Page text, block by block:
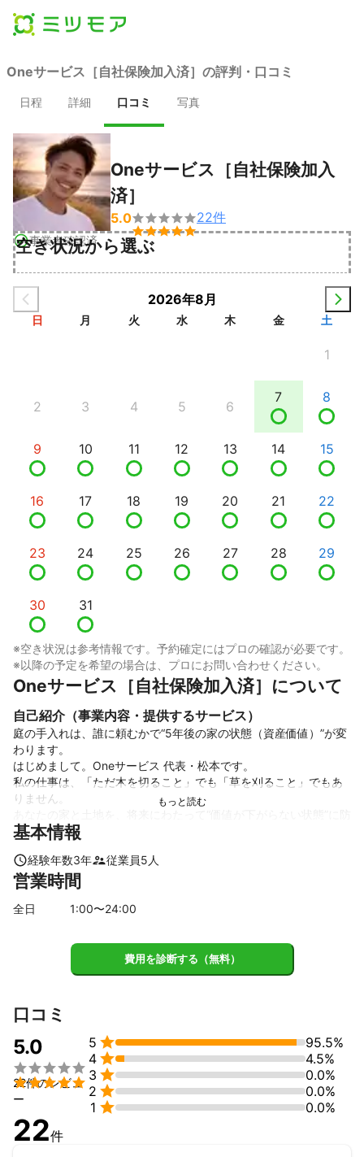
Oneサービス［自社保険加入済］の評判・口コミ
日程 詳細 口コミ 写真
事業者確認済
Oneサービス［自社保険加入
済］
5.0

22件
空き状況から選ぶ
2026年8月
日 月 火 水 木 金 土
1
2 3 4 5 6
7 8
9 10 11 12 13 14 15
16 17 18 19 20 21 22
23 24 25 26 27 28 29
30 31
※空き状況は参考情報です。予約確定にはプロの確認が必要です。
※以降の予定を希望の場合は、プロにお問い合わせください。
Oneサービス［自社保険加入済］について
自己紹介（事業内容・提供するサービス）
庭の手入れは、誰に頼むかで“5年後の家の状態（資産価値）”が変
わります。
はじめまして。Oneサービス 代表・松本です。
私の仕事は、「ただ木を切ること」でも「草を刈ること」でもあ
りません。
衛すること。それが私の仕事です。
理由はシンプルです。
✔ 他業者が逃げる厄介な現場も確実に終わらせる「実行力」があ
✔ 対応が極めて早い
✔ 意味のない無駄な作業は一切しない
✔ しかし、家を守るために「今やるべき現実」はハッキリお伝え
✔ 木はすぐに元通り伸びる
✔ 根が残り、数年後に外構や配管を破壊する
✔ 雑草が無限に繁殖し、結局高くつく
そんな無惨な現場を、私は何度も見てきました。
■ 私が提供するのは「作業」ではなく「専門的な判断」です
✔ この木は切るべきか、それとも根こそぎ抜くべきか
✔ 将来の草刈り地獄を終わらせるために、今防草シートを敷くべ
きか
✔ ここはコストをかけるべきか、最小限に抑えるべきか
基本情報
経験年数3年 従業員5 人
営業時間
全日 1:00〜24:00
費用を診断する（無料）
口コミ
5.0


22件のレビュ
ー
5 
95.5%
4 
4.5%
3 
0.0%
2 
0.0%
1  0.0%
22件